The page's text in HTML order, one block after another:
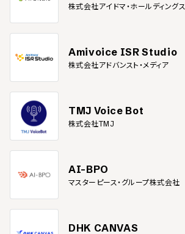
株式会社アイドマ・ホールディングス
Amivoice ISR Studio
株式会社アドバンスト・メディア
TMJ Voice Bot
株式会社TMJ
AI-BPO
マスターピース・グループ株式会社
DHK CANVAS